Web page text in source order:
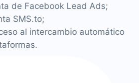
de Facebook Lead Ads;
SMS.to;
al intercambio automático